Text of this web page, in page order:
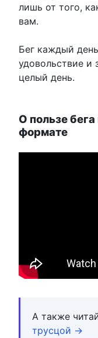
лишь от того,
вам.
Бег каждый
удовольствие и
целый день.
О пользе
формате
А также
трусцой →